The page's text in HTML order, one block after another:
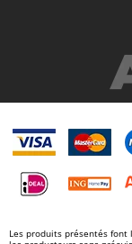
Officine
OMA
Omas
Ooni
Les produits présentés